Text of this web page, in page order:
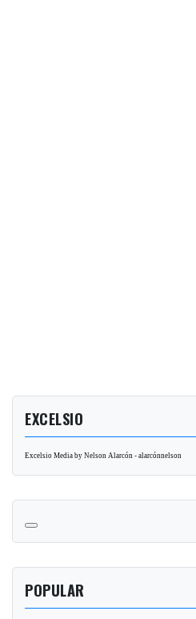
EXCELSIO
Excelsio Media by Nelson Alarcón - alarcónnelson
POPULAR